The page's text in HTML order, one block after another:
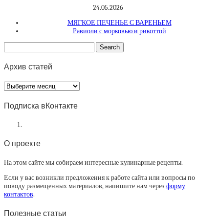
24.05.2026
МЯГКОЕ ПЕЧЕНЬЕ С ВАРЕНЬЕМ
Равиоли с морковью и рикоттой
Архив статей
Архив
статей
Подписка вКонтакте
О проекте
На этом сайте мы собираем интересные кулинарные рецепты.
Если у вас возникли предложения к работе сайта или вопросы по
поводу размещенных материалов, напишите нам через форму
контактов.
Полезные статьи